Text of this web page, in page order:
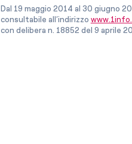
Dal 19 maggio 2014 al 30 giugno
consultabile all’indirizzo
con delibera n. 18852 del 9 aprile